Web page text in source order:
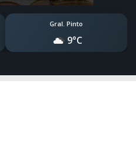
Gral. Pinto
9°C